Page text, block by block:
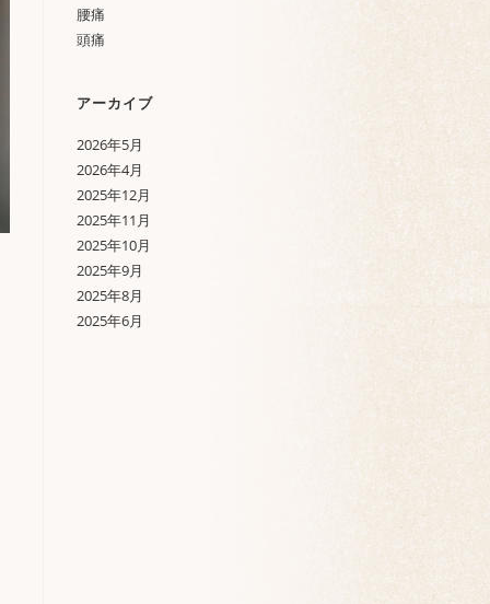
腰痛
頭痛
アーカイブ
2026年5月
2026年4月
2025年12月
2025年11月
2025年10月
2025年9月
2025年8月
2025年6月